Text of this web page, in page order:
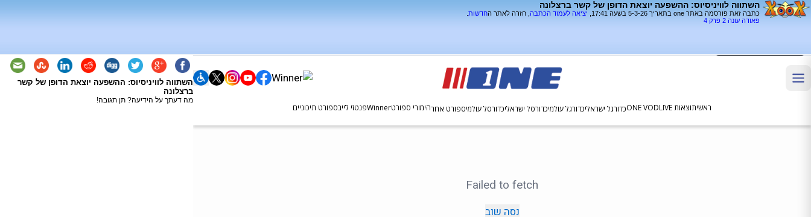
השתווה לוויניסיוס: ההשפעה יוצאת הדופן של קשר ברצלונה
כתבה זאת פורסמה באתר one בתאריך 5-3-26 בשעה 17:41, יציאה לעמוד הכתבה , חזרה לאתר החדשות
פאודה עונה 2 פרק 4
השתווה לוויניסיוס: ההשפעה יוצאת הדופן של קשר
ברצלונה
מה דעתך על הידיעה? תן תגובה!